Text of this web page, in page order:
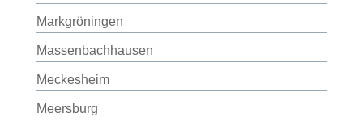
Markgröningen
Massenbachhausen
Meckesheim
Meersburg